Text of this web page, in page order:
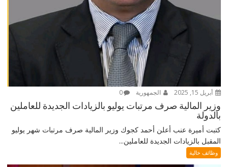
أبريل 15, 2025 الجمهورية 0
وزير المالية صرف مرتبات يوليو بالزيادات الجديدة للعاملين
بالدولة
كتبت أميرة عنب أعلن أحمد كجوك وزير المالية صرف مرتبات شهر يوليو
المقبل بالزيادات الجديدة للعاملين...
وظائف خالية